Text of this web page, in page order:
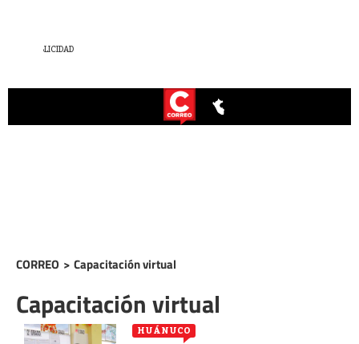
CORREO > Capacitación virtual
Capacitación virtual
HUÁNUCO